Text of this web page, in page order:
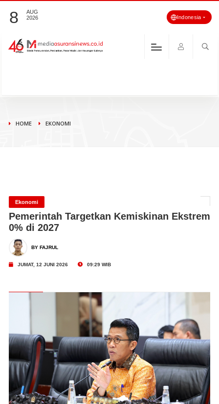
8
AUG
2026
Indonesia
HOME EKONOMI
Ekonomi
Pemerintah Targetkan Kemiskinan Ekstrem
0% di 2027
BY FAJRUL
JUMAT, 12 JUNI 2026 09:29 WIB